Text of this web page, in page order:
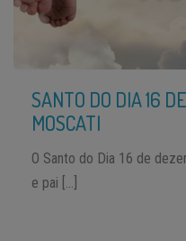
SANTO DO DIA 16
MOSCATI
O Santo do Dia 16 de
e pai […]